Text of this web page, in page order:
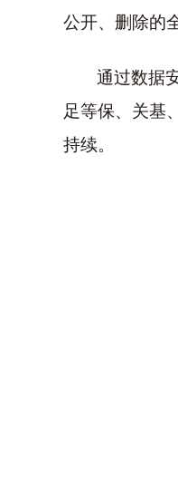
公开、删除的
通过数据
足等保、关基
持续。